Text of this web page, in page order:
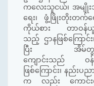
ကလေးသူငယ်၊ အမျိုး
ရေး၊ ဖွံ့ဖြိုးတိုးတက်
ကိုယ်စား တာဝန်ယူ
သည့် ဌာနဖြစ်ကြောင်
ပြီး အိမ်တွင်းမှု
ကျောင်းသည် ဝန်က
ဖြစ်ကြောင်း၊ နည်းပ
က လည်း ကောင်းစွာသိ